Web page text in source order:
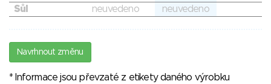
Sůl
neuvedeno neuvedeno
Navrhnout změnu
* Informace jsou převzaté z etikety daného výrobku